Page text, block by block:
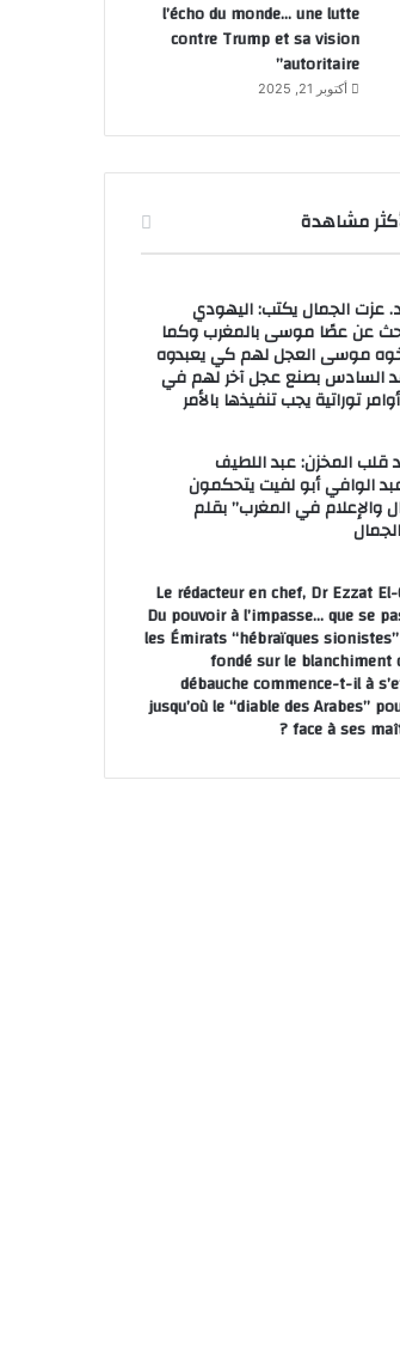
l’écho du monde… une lutte
contre Trump et sa vision
autoritaire”
أكتوبر 21, 2025
مشاهدة
د. عزت الجمال يكتب: اليهودي
عن عصًا موسى بالمغرب وكما
موسى العجل لهم كي يعبدوه
السادس بصنع عجل آخر لهم في
توراتية يجب تنفيذها بالأمر
قلب المخزن: عبد اللطيف
الوافي أبو لفيت يتحكمون
والإعلام في المغرب” بقلم
Le rédacteur en chef, Dr Ezzat
Du pouvoir à l’impasse… que se
les Émirats “hébraïques
fondé sur le blanchiment
débauche commence-t-il à
jusqu’où le “diable des Arabes”
face à ses